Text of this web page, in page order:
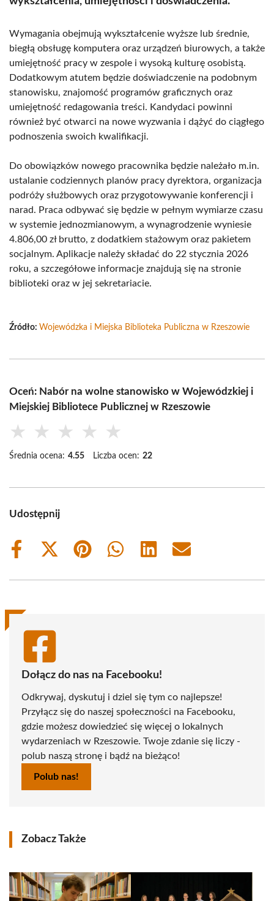
Wymagania obejmują wykształcenie wyższe lub średnie,
biegłą obsługę komputera oraz urządzeń biurowych, a także
umiejętność pracy w zespole i wysoką kulturę osobistą.
Dodatkowym atutem będzie doświadczenie na podobnym
stanowisku, znajomość programów graficznych oraz
umiejętność redagowania treści. Kandydaci powinni
również być otwarci na nowe wyzwania i dążyć do ciągłego
podnoszenia swoich kwalifikacji.
Do obowiązków nowego pracownika będzie należało m.in.
ustalanie codziennych planów pracy dyrektora, organizacja
podróży służbowych oraz przygotowywanie konferencji i
narad. Praca odbywać się będzie w pełnym wymiarze czasu
w systemie jednozmianowym, a wynagrodzenie wyniesie
4.806,00 zł brutto, z dodatkiem stażowym oraz pakietem
socjalnym. Aplikacje należy składać do 22 stycznia 2026
roku, a szczegółowe informacje znajdują się na stronie
biblioteki oraz w jej sekretariacie.
Źródło: Wojewódzka i Miejska Biblioteka Publiczna w Rzeszowie
Oceń: Nabór na wolne stanowisko w Wojewódzkiej i
Miejskiej Bibliotece Publicznej w Rzeszowie
★ ★ ★ ★ ★
Średnia ocena: 4.55 Liczba ocen: 22
Udostępnij
Share
Share
(Twitter)
Share
Share
Share
Share
Dołącz do nas na Facebooku!
Odkrywaj, dyskutuj i dziel się tym co najlepsze!
Przyłącz się do naszej społeczności na Facebooku,
gdzie możesz dowiedzieć się więcej o lokalnych
wydarzeniach w Rzeszowie. Twoje zdanie się liczy -
polub naszą stronę i bądź na bieżąco!
Polub nas!
Zobacz Także